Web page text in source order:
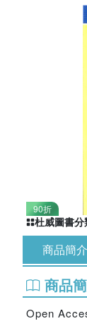
90折
杜威圖書分
商品簡介
商品
Open